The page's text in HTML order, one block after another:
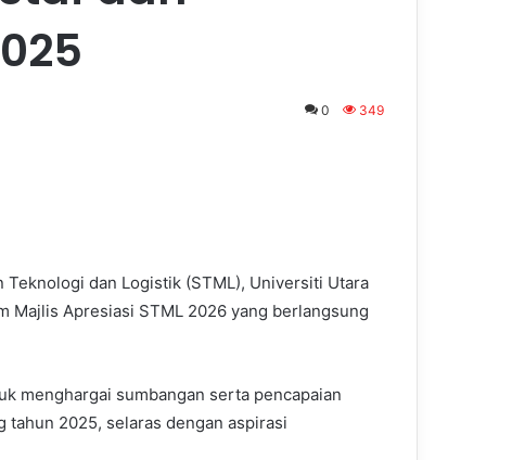
0 349
Teknologi dan Logistik (STML), Universiti Utara
Majlis Apresiasi STML 2026 yang berlangsung
menghargai sumbangan serta pencapaian
tahun 2025, selaras dengan aspirasi